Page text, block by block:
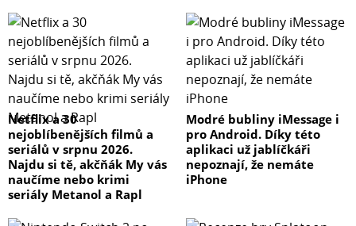
Netflix a 30
nejoblíbenějších filmů a
seriálů v srpnu 2026.
Najdu si tě, akčňák My vás
naučíme nebo krimi
seriály Metanol a Rapl
Modré bubliny iMessage i
pro Android. Díky této
aplikaci už jablíčkáři
nepoznají, že nemáte
iPhone